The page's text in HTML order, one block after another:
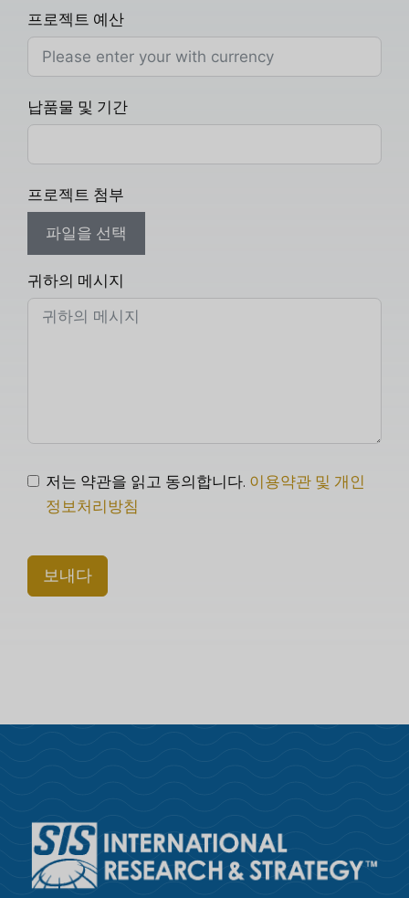
프로젝트 예산
납품물 및 기간
프로젝트 첨부
파일을 선택
귀하의 메시지
저는 약관을 읽고 동의합니다. 이용약관 및 개인
정보처리방침
보내다